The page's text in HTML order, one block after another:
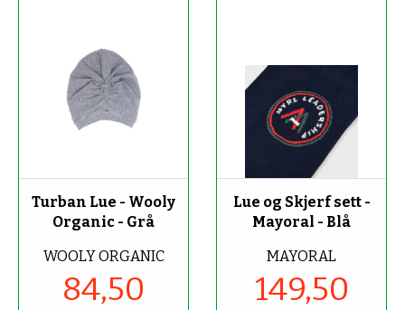
Turban Lue - Wooly
Organic - Grå
WOOLY ORGANIC
84,50
-50%
Lue og Skjerf sett -
Mayoral - Blå
MAYORAL
149,50